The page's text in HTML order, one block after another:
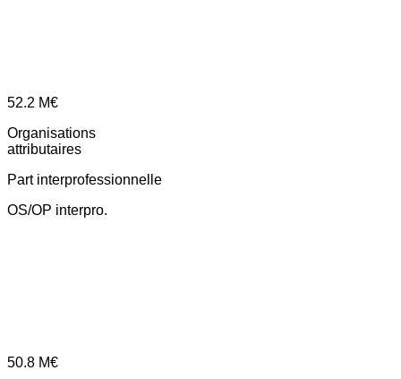
52.2 M€
Organisations
attributaires
Part interprofessionnelle
OS/OP interpro.
50.8 M€